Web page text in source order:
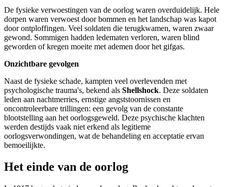
De fysieke verwoestingen van de oorlog waren overduidelijk. Hele
dorpen waren verwoest door bommen en het landschap was kapot
door ontploffingen. Veel soldaten die terugkwamen, waren zwaar
gewond. Sommigen hadden ledematen verloren, waren blind
geworden of kregen moeite met ademen door het gifgas.
Onzichtbare gevolgen
Naast de fysieke schade, kampten veel overlevenden met
psychologische trauma's, bekend als Shellshock. Deze soldaten
leden aan nachtmerries, ernstige angststoornissen en
oncontroleerbare trillingen: een gevolg van de constante
blootstelling aan het oorlogsgeweld. Deze psychische klachten
werden destijds vaak niet erkend als legitieme
oorlogsverwondingen, wat de behandeling en acceptatie ervan
bemoeilijkte.
Het einde van de oorlog